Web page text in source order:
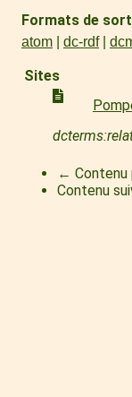
Formats de
atom dc-rdf
Sites
← Contenu
Contenu